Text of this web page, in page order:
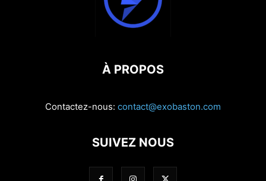
À PROPOS
Contactez-nous: contact@exobaston.com
SUIVEZ NOUS